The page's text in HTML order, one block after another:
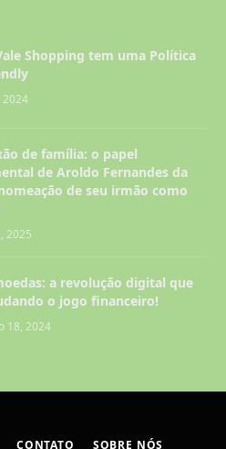
Shopping tem uma Política
2024
de família: o papel
de Aroldo Fernandes da
de seu irmão como
2025
a revolução digital que
o jogo financeiro!
18, 2024
CONTATO SOBRE NÓS